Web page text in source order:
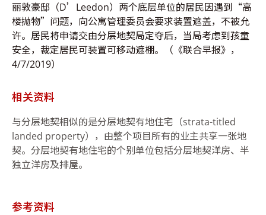
丽敦豪邸（D’Leedon）两个底层单位的居民因遇到“高
楼抛物”问题，向公寓管理委员会要求装置遮盖，不被允
许。居民将申请交由分层地契局定夺后，当局考虑到孩童
安全，裁定居民可装置可移动遮棚。（《联合早报》，
4/7/2019）
相关资料
与分层地契相似的是分层地契有地住宅（strata-titled
landed property），由整个项目所有的业主共享一张地
契。分层地契有地住宅的个别单位包括分层地契洋房、半
独立洋房及排屋。
参考资料